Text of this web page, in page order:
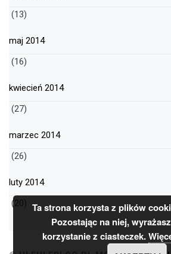
(13)
maj 2014
(16)
kwiecień 2014
(27)
marzec 2014
(26)
luty 2014
(20) Ta strona korzysta z plików
Pozostając na niej,
korzystanie z ciasteczek.